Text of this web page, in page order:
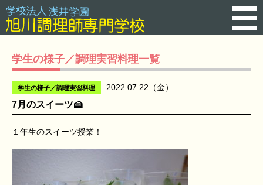
学生の様子／調理実習料理一覧
学生の様子／調理実習料理 2022.07.22（金）
7月のスイーツ🍰
１年生のスイーツ授業！